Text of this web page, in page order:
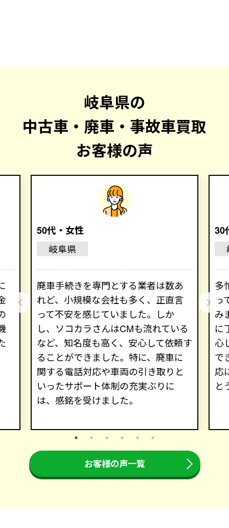
岐阜県の
中古車・廃車・事故車買取
お客様の声
50代・女性
岐阜県
廃車手続きを専門とする業者は数あ
れど、小規模な会社も多く、正直言
って不安を感じていました。しか
し、ソコカラさんはCMも流れている
など、知名度も高く、安心して依頼す
ることができました。特に、廃車に
関する電話対応や車両の引き取りと
いったサポート体制の充実ぶりに
は、感銘を受けました。
30
多
っ
み
に
心
で
応
と
お客様の声一覧